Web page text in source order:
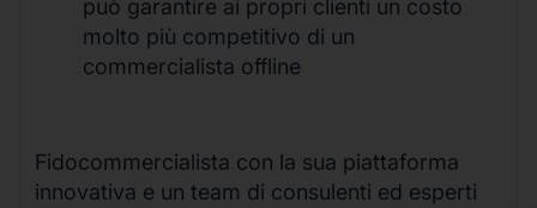
può garantire ai propri clienti un costo
molto più competitivo di un
commercialista offline
Fidocommercialista con la sua piattaforma
innovativa e un team di consulenti ed esperti